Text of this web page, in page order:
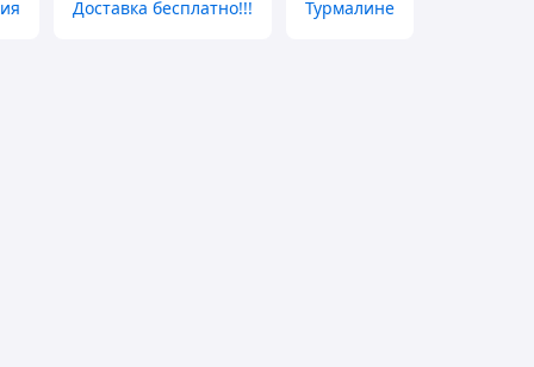
Доставка бесплатно!!! Турмалине